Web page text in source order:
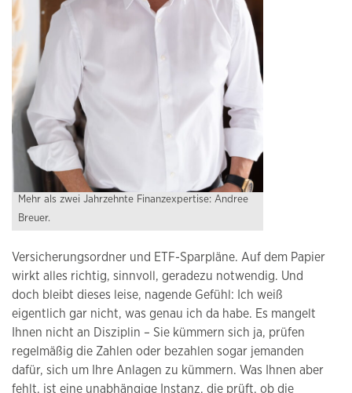
Mehr als zwei Jahrzehnte Finanzexpertise: Andree
Breuer.
Versicherungsordner und ETF-Sparpläne. Auf dem Papier
wirkt alles richtig, sinnvoll, geradezu notwendig. Und
doch bleibt dieses leise, nagende Gefühl: Ich weiß
eigentlich gar nicht, was genau ich da habe. Es mangelt
Ihnen nicht an Disziplin – Sie kümmern sich ja, prüfen
regelmäßig die Zahlen oder bezahlen sogar jemanden
dafür, sich um Ihre Anlagen zu kümmern. Was Ihnen aber
fehlt, ist eine unabhängige Instanz, die prüft, ob die